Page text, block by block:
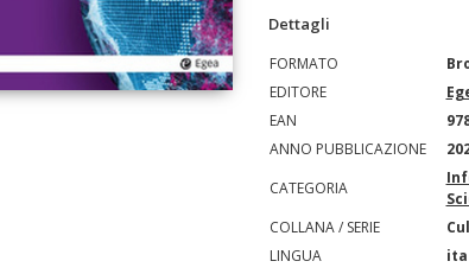
Dettagli
FORMATO
EDITORE
EAN
ANNO PUBBLICAZIONE
CATEGORIA
COLLANA / SERIE
LINGUA
ita